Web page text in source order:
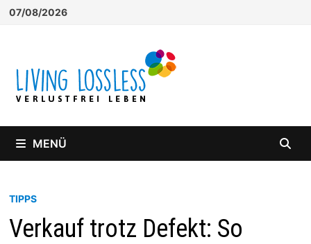
Zum
07/08/2026
MENÜ
TIPPS
Verkauf trotz Defekt: So